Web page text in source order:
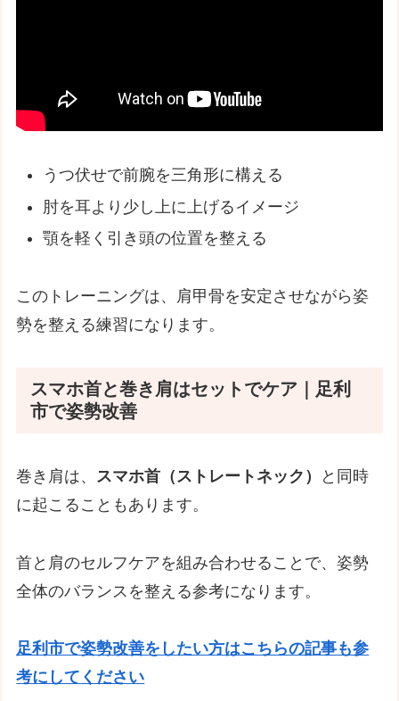
うつ伏せで前腕を三角形に構える
肘を耳より少し上に上げるイメージ
顎を軽く引き頭の位置を整える
このトレーニングは、肩甲骨を安定させながら姿
勢を整える練習になります。
スマホ首と巻き肩はセットでケア｜足利
市で姿勢改善
巻き肩は、 スマホ首（ストレートネック）
と同時
に起こることもあります。
首と肩のセルフケアを組み合わせることで、姿勢
全体のバランスを整える参考になります。
足利市で姿勢改善をしたい方はこちらの記事も参
考にしてください